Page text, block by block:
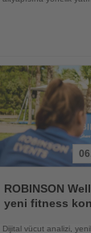
Oku
ROBINSON
yeni fitness
Dijital vücut analizi,